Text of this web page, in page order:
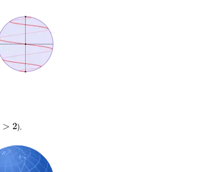
).